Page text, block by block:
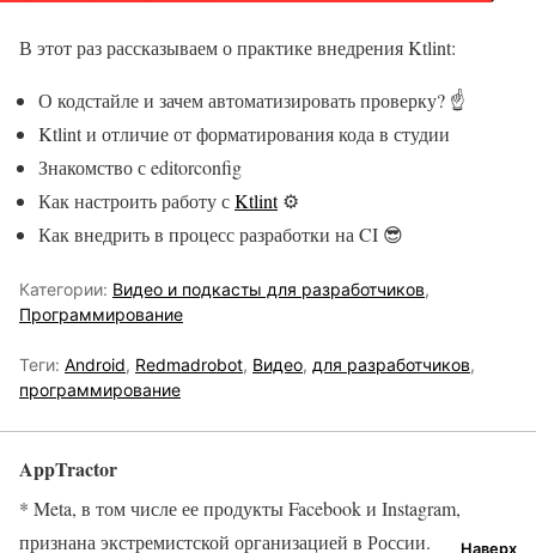
В этот раз рассказываем о практике внедрения Ktlint:
О кодстайле и зачем автоматизировать проверку? ☝️
Ktlint и отличие от форматирования кода в студии
Знакомство с editorconfig
Как настроить работу сKtlint⚙️
Как внедрить в процесс разработки на CI 😎
Категории: Видео и подкасты для разработчиков,
Программирование
Теги: Android, Redmadrobot, Видео, для разработчиков,
программирование
AppTractor
Наверх
* Meta, в том числе ее продукты Facebook и Instagram,
признана экстремистской организацией в России.